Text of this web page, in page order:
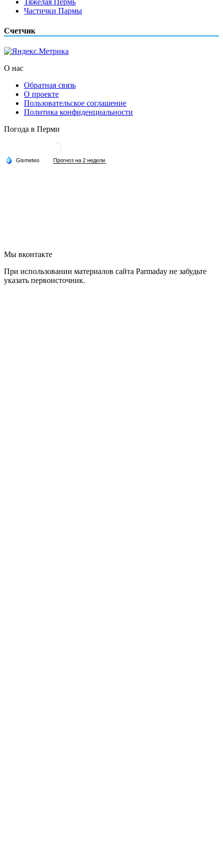
Тяжелая Пермь
Частички Пармы
Счетчик
О нас
Обратная связь
О проекте
Пользовательское соглашение
Политика конфиденциальности
Погода в Перми
Мы вконтакте
При использовании материалов сайта Parmaday не забудьте
указать первоисточник.